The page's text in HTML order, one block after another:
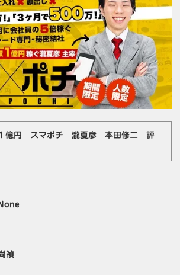
１億円 スマポチ 瀧夏彦 本田修二 評
禎